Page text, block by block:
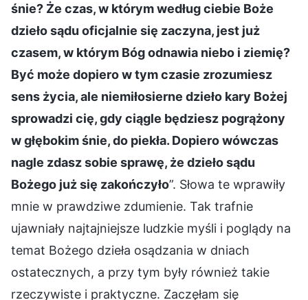
śnie? Że czas, w którym według ciebie Boże
dzieło sądu oficjalnie się zaczyna, jest już
czasem, w którym Bóg odnawia niebo i ziemię?
Być może dopiero w tym czasie zrozumiesz
sens życia, ale niemiłosierne dzieło kary Bożej
sprowadzi cię, gdy ciągle będziesz pogrążony
w głębokim śnie, do piekła. Dopiero wówczas
nagle zdasz sobie sprawę, że dzieło sądu
Bożego już się zakończyło”. Słowa te wprawiły
mnie w prawdziwe zdumienie. Tak trafnie
ujawniały najtajniejsze ludzkie myśli i poglądy na
temat Bożego dzieła osądzania w dniach
ostatecznych, a przy tym były również takie
rzeczywiste i praktyczne. Zaczęłam się